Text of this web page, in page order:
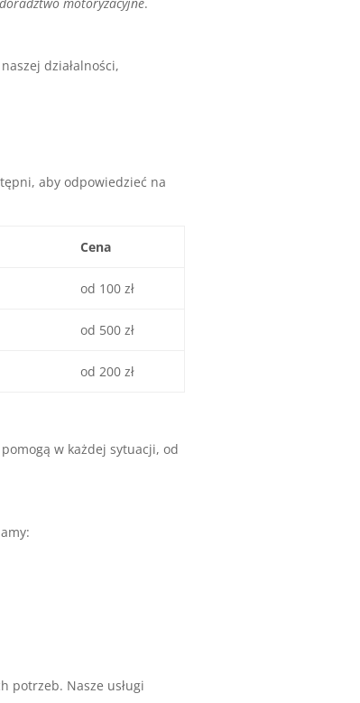
działalności,
aby odpowiedzieć na
Cena
od 100 zł
od 500 zł
od 200 zł
w każdej sytuacji, od
potrzeb. Nasze usługi